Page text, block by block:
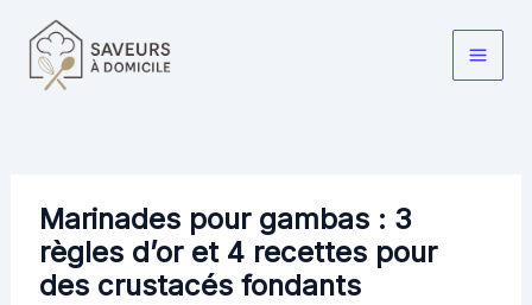
contenu
Main
Marinades pour gambas : 3
règles d’or et 4 recettes pour
des crustacés fondants